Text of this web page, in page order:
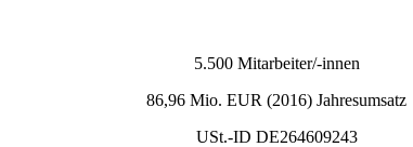
5.500 Mitarbeiter/-innen
86,96 Mio. EUR (2016) Jahresumsatz
USt.-ID DE264609243